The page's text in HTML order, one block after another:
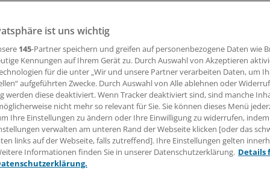
Die von der Bundesregierung angestrebten 21 000
nach Ansicht von Experten nicht aus. Auf dem
Kongress in Hamburg forderten sie vernünftige
um künftigen Anforderungen gerecht werden zu
05:00 Uhr
Stellen können nur ein erster Schritt sein. Wir müssen
ist uns wichtig
145-Partner speichern und greifen auf personenbezogene Daten wie
Kennungen auf Ihrem Gerät zu. Durch Auswahl von Akzeptieren
für die unter „Wir und unsere Partner verarbeiten Daten, um
aufgeführten Zwecke. Durch Auswahl von Alle ablehnen oder
werden diese deaktiviert. Wenn Tracker deaktiviert sind, sind manche
nicht mehr so relevant für Sie. Sie können dieses Menü
Ihre Einstellungen zu ändern oder Ihre Einwilligung zu widerrufen, indem
verwalten am unteren Rand der Webseite klicken [oder das
links auf der Webseite, falls zutreffend]. Ihre Einstellungen gelten
Informationen finden Sie in unserer Datenschutzerklärung. Details